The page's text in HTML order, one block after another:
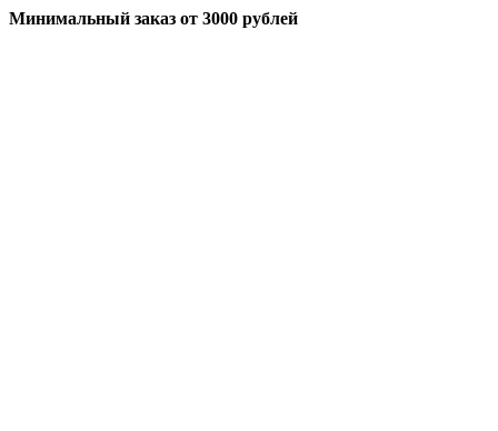
Минимальный заказ от 3000 рублей